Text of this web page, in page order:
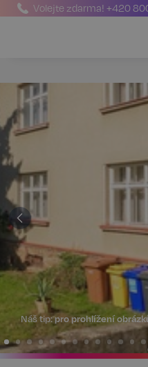
Volejte zdarma!+420
Náš tip:pro prohlížení